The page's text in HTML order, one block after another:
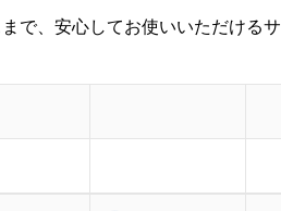
で、安心してお使いいただける